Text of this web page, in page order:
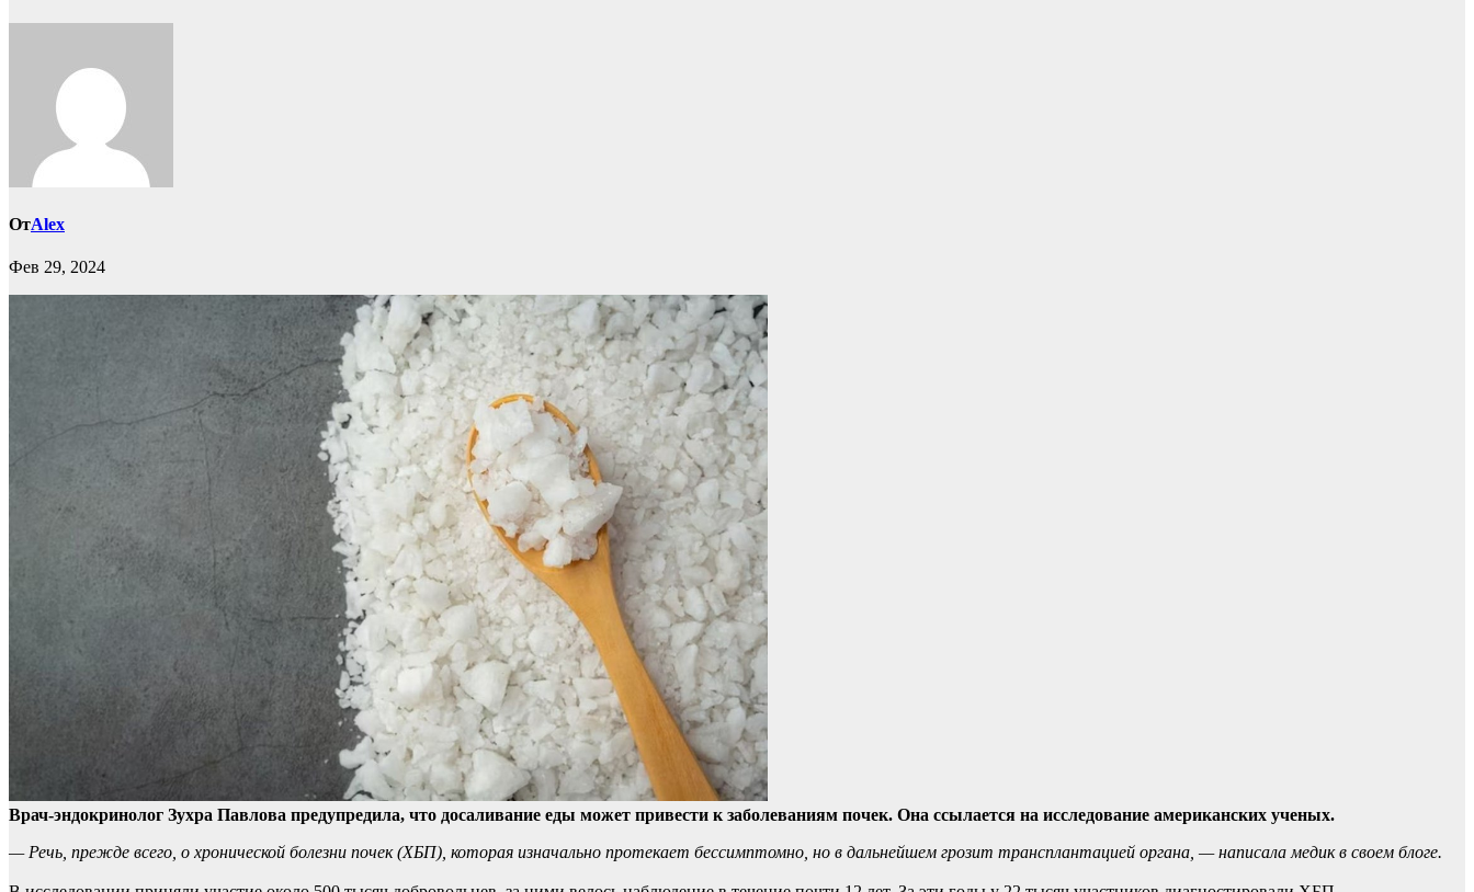
ОтAlex
Фев 29, 2024
Врач-эндокринолог Зухра Павлова предупредила, что досаливание еды может привести к заболеваниям почек. Она ссылается на исследование американских ученых.
— Речь, прежде всего, о хронической болезни почек (ХБП), которая изначально протекает бессимптомно, но в дальнейшем грозит трансплантацией органа, — написала медик в своем блоге.